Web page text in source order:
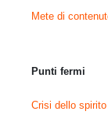
Mete di
Punti fermi
Crisi dello